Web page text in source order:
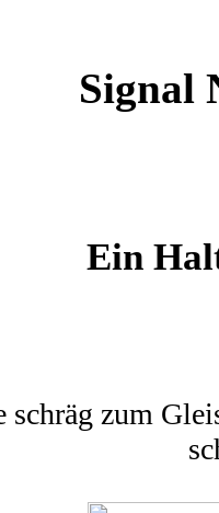
Signal
Ein
schräg zum